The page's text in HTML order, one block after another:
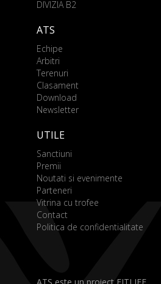
DIVIZIA B2
ATS
Echipe
Arbitri
Terenuri
Clasament
Download
Newsletter
UTILE
Sanctiuni
Premii
Noutati si evenimente
Parteneri
Vitrina cu trofee
Contact
Politica de confidentialitate